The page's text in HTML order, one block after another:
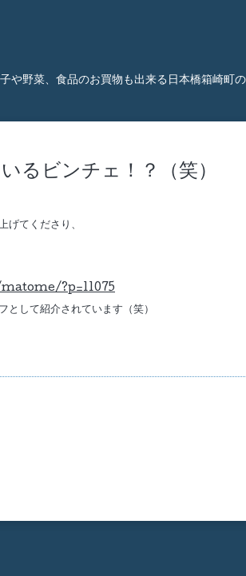
野菜、食品のお買物も出来る日本橋箱崎町
るビンチェ！？（笑）
げてくださり、
?p=11075
として紹介されています（笑）